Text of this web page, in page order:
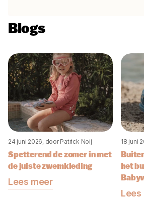
Blogs
24 juni 2026, door Patrick Noij
Spetterend de zomer in met
de juiste zwemkleding
Lees meer
18 juni
het
Lees